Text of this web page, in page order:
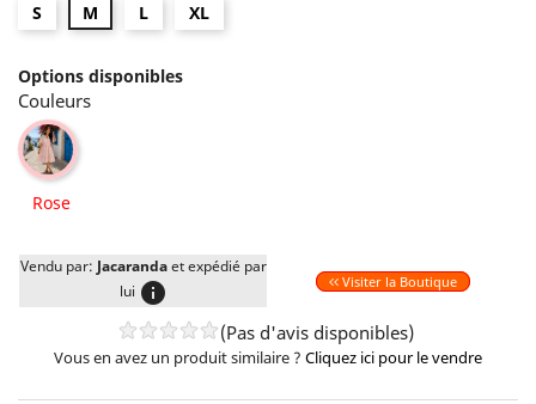
S M L XL
Options disponibles
Couleurs
Rose
Rose
Vendu par: Jacaranda et expédié par
lui info Visiter la Boutique
(Pas d'avis disponibles)
Vous en avez un produit similaire ? Cliquez ici pour le vendre